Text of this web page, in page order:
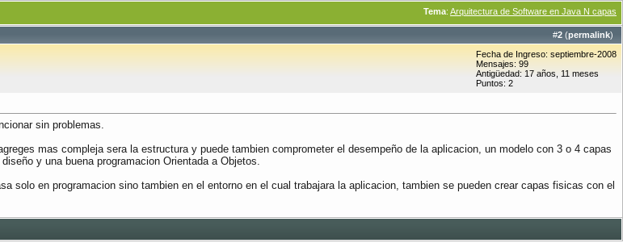
Tema: Arquitectura de Software en Java N capas
#2 (permalink)
Fecha de Ingreso: septiembre-2008
Mensajes: 99
Antigüedad: 17 años, 11 meses
Puntos: 2
sin problemas.
mas compleja sera la estructura y puede tambien comprometer el desempeño de la aplicacion, un modelo con 3 o 4 capas
y una buena programacion Orientada a Objetos.
en programacion sino tambien en el entorno en el cual trabajara la aplicacion, tambien se pueden crear capas fisicas con el